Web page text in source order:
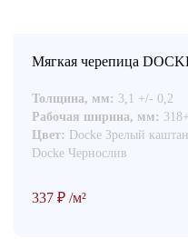
Мягкая черепица
Толщина, мм: 3,1 +/- 0,2
Рабочая ширина, мм:
Цвет: Docke Зрелый
Docke Чернослив
337 ₽ /м²